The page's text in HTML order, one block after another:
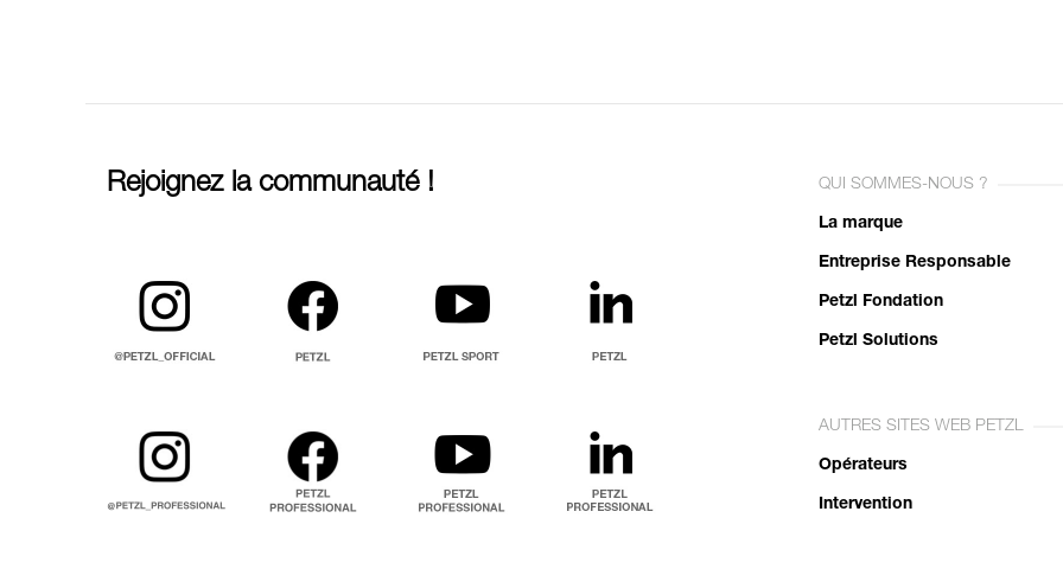
Rejoignez la communauté ! QUI SOMMES-NOUS ?
La marque
Entreprise Responsable
Petzl Fondation
Petzl Solutions
AUTRES SITES WEB PETZL
Opérateurs
Intervention